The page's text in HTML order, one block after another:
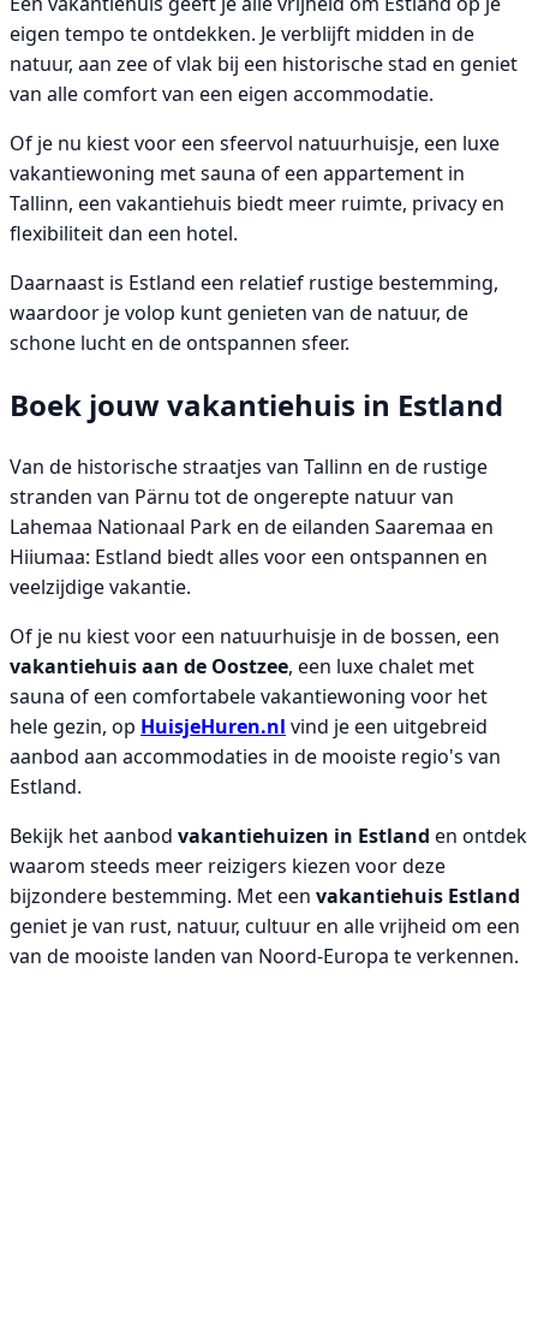
eigen tempo te ontdekken. Je verblijft midden in de
natuur, aan zee of vlak bij een historische stad en geniet
van alle comfort van een eigen accommodatie.
Of je nu kiest voor een sfeervol natuurhuisje, een luxe
vakantiewoning met sauna of een appartement in
Tallinn, een vakantiehuis biedt meer ruimte, privacy en
flexibiliteit dan een hotel.
Daarnaast is Estland een relatief rustige bestemming,
waardoor je volop kunt genieten van de natuur, de
schone lucht en de ontspannen sfeer.
Boek jouw vakantiehuis in Estland
Van de historische straatjes van Tallinn en de rustige
stranden van Pärnu tot de ongerepte natuur van
Lahemaa Nationaal Park en de eilanden Saaremaa en
Hiiumaa: Estland biedt alles voor een ontspannen en
veelzijdige vakantie.
Of je nu kiest voor een natuurhuisje in de bossen, een
vakantiehuis aan de Oostzee, een luxe chalet met
sauna of een comfortabele vakantiewoning voor het
hele gezin, op HuisjeHuren.nl vind je een uitgebreid
aanbod aan accommodaties in de mooiste regio's van
Estland.
Bekijk het aanbod vakantiehuizen in Estland en ontdek
waarom steeds meer reizigers kiezen voor deze
bijzondere bestemming. Met een vakantiehuis Estland
geniet je van rust, natuur, cultuur en alle vrijheid om een
van de mooiste landen van Noord-Europa te verkennen.